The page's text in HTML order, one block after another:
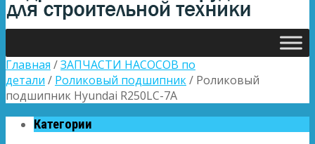
Главная /ЗАПЧАСТИ НАСОСОВ по
детали / Роликовый подшипник/ Роликовый
подшипник Hyundai R250LC-7A
Категории